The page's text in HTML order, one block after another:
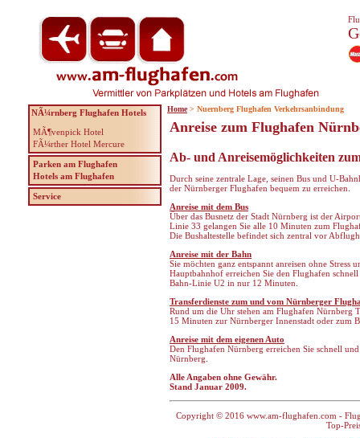
Anreise zum Flughafen
Ab- und Anreisemöglichkeiten
Durch seine zentrale Lage, seinen Bus und U-
der Nürnberger Flughafen bequem zu erreichen.
Anreise mit dem Bus
Über das Busnetz der Stadt Nürnberg ist der
Linie 33 gelangen Sie alle 10 Minuten zum
Die Bushaltestelle befindet sich zentral vor
Anreise mit der Bahn
Sie möchten ganz entspannt anreisen ohne Stress
Hauptbahnhof erreichen Sie den Flughafen
Bahn-Linie U2 in nur 12 Minuten.
Transferdienste zum und vom Nürnberger
Rund um die Uhr stehen am Flughafen Nürnberg
15 Minuten zur Nürnberger Innenstadt oder zum
Anreise mit dem eigenen Auto
Den Flughafen Nürnberg erreichen Sie schnell
Nürnberg.
Alle Angaben ohne Gewähr.
Stand Januar 2009.
Copyright © 2016 www.am-flughafen.com -
Top-
NÃ¼rnberg Flughafen Hotels
MÃ¶venpick Hotel
FÃ¼rther Hotel Mercure
Parken am Flughafen
Hotels am Flughafen
Service
Home > Nuernberg Flughafen Verkehrsanbindung